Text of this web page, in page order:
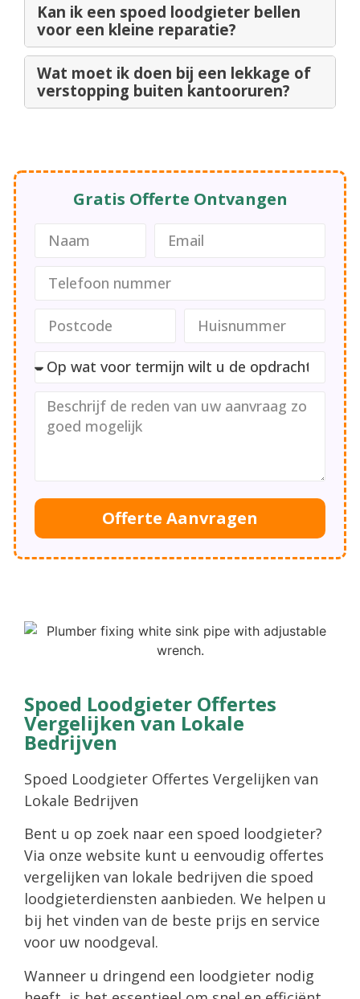
Kan ik een spoed loodgieter bellen
voor een kleine reparatie?
Wat moet ik doen bij een lekkage of
verstopping buiten kantooruren?
Gratis Offerte Ontvangen
Offerte Aanvragen
Spoed Loodgieter Offertes
Vergelijken van Lokale
Bedrijven
Spoed Loodgieter Offertes Vergelijken van
Lokale Bedrijven
Bent u op zoek naar een spoed loodgieter?
Via onze website kunt u eenvoudig offertes
vergelijken van lokale bedrijven die spoed
loodgieterdiensten aanbieden. We helpen u
bij het vinden van de beste prijs en service
voor uw noodgeval.
Wanneer u dringend een loodgieter nodig